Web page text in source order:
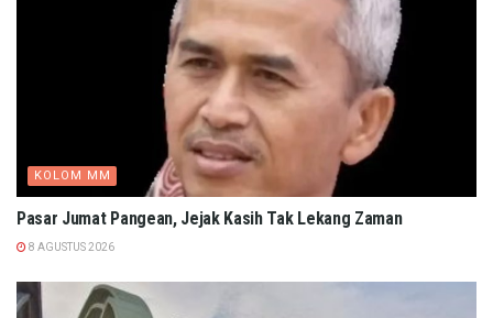
KOLOM MM
Pasar Jumat Pangean, Jejak Kasih Tak Lekang Zaman
8 AGUSTUS 2026